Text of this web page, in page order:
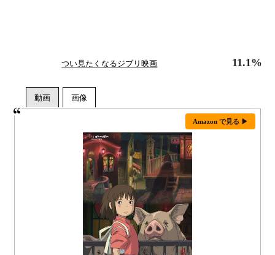
つい見たくなるジブリ映画 11.1%
Amazon で見る ▶